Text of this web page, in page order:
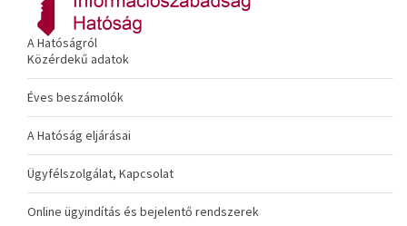
A Hatóságról
Közérdekű adatok
Éves beszámolók
A Hatóság eljárásai
Ügyfélszolgálat, Kapcsolat
Online ügyindítás és bejelentő rendszerek